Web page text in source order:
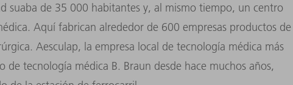
suaba de 35 000 habitantes y, al mismo tiempo, un centro
Aquí fabrican alrededor de 600 empresas productos de
Aesculap, la empresa local de tecnología médica más
de tecnología médica B. Braun desde hace muchos años,